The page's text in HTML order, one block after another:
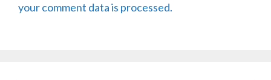
your comment data is processed.